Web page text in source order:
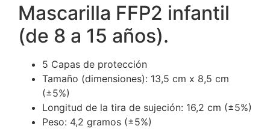
Mascarilla FFP2 infantil
(de 8 a 15 años).
5 Capas de protección
Tamaño (dimensiones): 13,5 cm x 8,5 cm
(±5%)
Longitud de la tira de sujeción: 16,2 cm (±5%)
Peso: 4,2 gramos (±5%)